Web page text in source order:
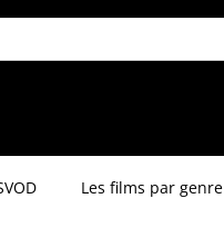
Les films par genre